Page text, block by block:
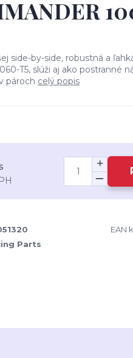
side-by-side, robustná a
T5, slúži aj ako postranné
pároch celý popis
EAN
Parts